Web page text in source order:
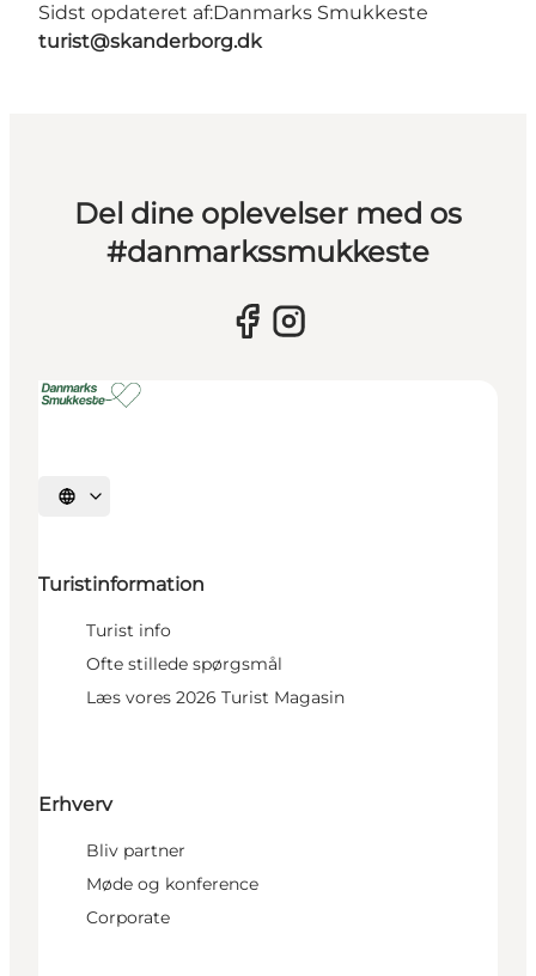
Sidst opdateret af:Danmarks Smukkeste
turist@skanderborg.dk
Del dine oplevelser med os
#danmarkssmukkeste
Vælg sprog
Turistinformation
Turist info
Ofte stillede spørgsmål
Læs vores 2026 Turist Magasin
Erhverv
Bliv partner
Møde og konference
Corporate